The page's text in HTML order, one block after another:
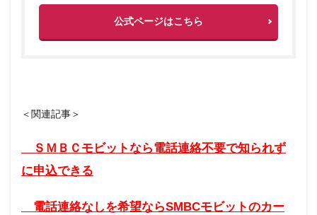
公式ページはこちら
＜関連記事＞
ＳＭＢＣモビットなら電話連絡不要で知られず
に申込できる
電話連絡なしを希望ならSMBCモビットのカー